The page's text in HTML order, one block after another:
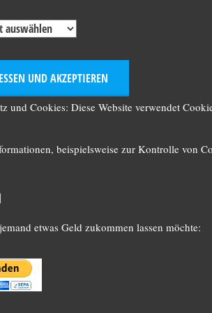
und Cookies: Diese Website verwendet
beispielsweise zur Kontrolle von
etwas Geld zukommen lassen möchte: